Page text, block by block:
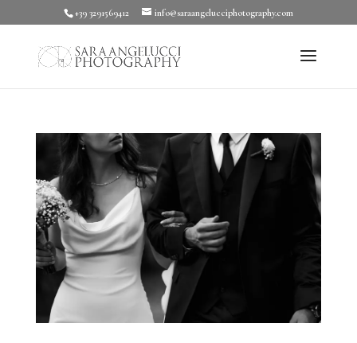
+39 3291569412 info@saraangelucciphotography.com